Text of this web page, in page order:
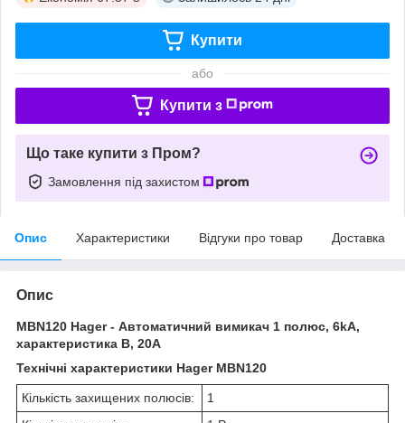
Купити
або
Купити з
Що таке купити з Пром?
Замовлення під захистом
Опис Характеристики Відгуки про товар Доставка
Опис
MBN120 Hager - Автоматичний вимикач 1 полюс, 6kA,
характеристика B, 20A
Технічні характеристики Hager MBN120
Кількість захищених полюсів:
1